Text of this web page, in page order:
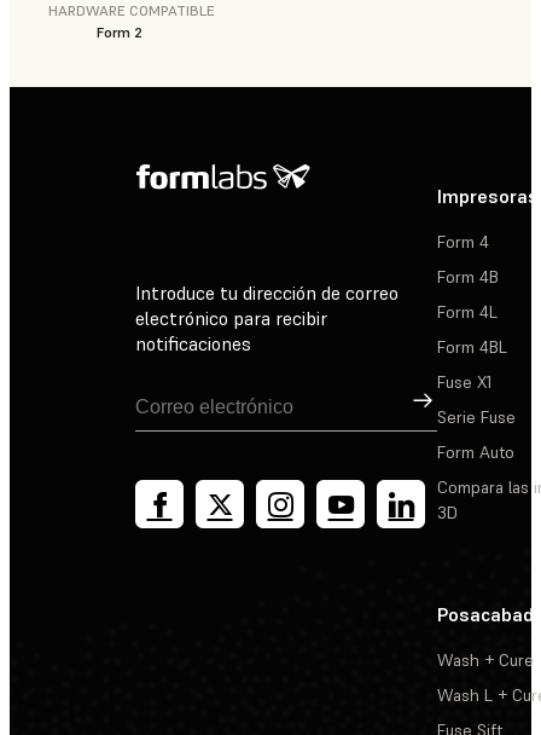
HARDWARE COMPATIBLE
Form 2
Introduce tu dirección de correo
electrónico para recibir
notificaciones
Suscribirse
Impresoras
Form 4
Form 4B
Form 4L
Form 4BL
Fuse X1
Serie Fuse
Form Auto
Compara las
3D
Wash + Cure
Wash L +
Fuse Sift